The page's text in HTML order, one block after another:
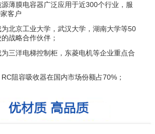
薄膜电容器广泛应用于近300个行业，服
客户
北京工业大学，武汉大学，湖南大学等50
战略合作伙伴；
三洋电梯控制柜，东菱电机等企业重点合
阻容吸收器在国内市场份额占70%；